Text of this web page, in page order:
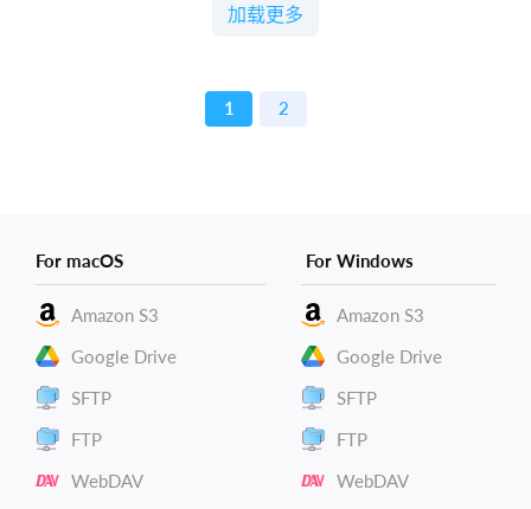
加载更多
1 2
For macOS
Amazon S3
Google Drive
SFTP
FTP
WebDAV
For Windows
Amazon S3
Google Drive
SFTP
FTP
WebDAV